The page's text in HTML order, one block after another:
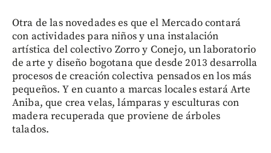
Otra de las novedades es que el Mercado contará
con actividades para niños y una instalación
artística del colectivo Zorro y Conejo, un laboratorio
de arte y diseño bogotana que desde 2013 desarrolla
procesos de creación colectiva pensados en los más
pequeños. Y en cuanto a marcas locales estará Arte
Aniba, que crea velas, lámparas y esculturas con
madera recuperada que proviene de árboles
talados.